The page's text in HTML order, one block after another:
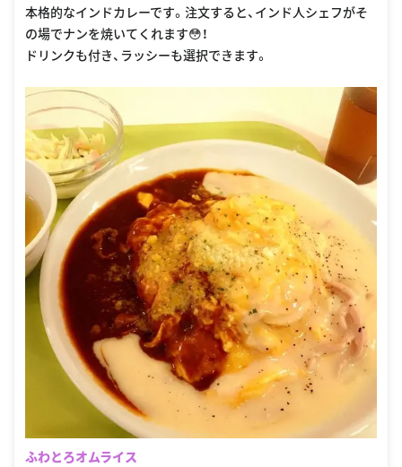
本格的なインドカレーです。注文すると、インド人シェフがそ
の場でナンを焼いてくれます😳！
ドリンクも付き、ラッシーも選択できます。
ふわとろオムライス